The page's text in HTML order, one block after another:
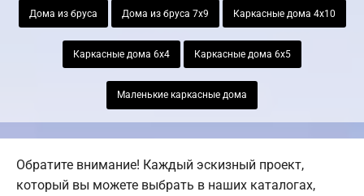
Дома из бруса Дома из бруса 7х9 Каркасные дома 4х10
Каркасные дома 6х4 Каркасные дома 6х5
Маленькие каркасные дома
Обратите внимание! Каждый эскизный проект,
который вы можете выбрать в наших каталогах,